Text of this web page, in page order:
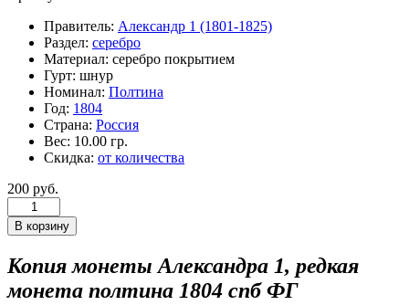
Правитель: Александр 1 (1801-1825)
Раздел: серебро
Материал: серебро покрытием
Гурт: шнур
Номинал: Полтина
Год: 1804
Страна: Россия
Вес: 10.00 гр.
Скидка: от количества
200 руб.
Копия монеты Александра 1, редкая
монета полтина 1804 спб ФГ